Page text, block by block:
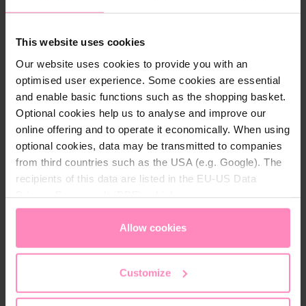
This website uses cookies
Our website uses cookies to provide you with an
optimised user experience. Some cookies are essential
and enable basic functions such as the shopping basket.
Optional cookies help us to analyse and improve our
online offering and to operate it economically. When using
optional cookies, data may be transmitted to companies
from third countries such as the USA (e.g. Google). The
recipients of this data are listed in the EU-US Data
appropriate level of data protection. You canaccept all
only allow necessary cookies
access and change your chosen setting at any time in
Allow cookies
Customize
Technische details
Geslacht: Kinderen
Kleur: Antraciet
Materiaal: 100% katoen
Meer uit de collectie